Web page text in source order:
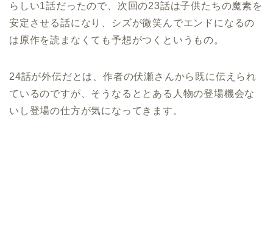
らしい1話だったので、次回の23話は子供たちの魔素を
安定させる話になり、シズが微笑んでエンドになるの
は原作を読まなくても予想がつくというもの。
24話が外伝だとは、作者の伏瀬さんから既に伝えられ
ているのですが、そうなるととある人物の登場機会な
いし登場の仕方が気になってきます。